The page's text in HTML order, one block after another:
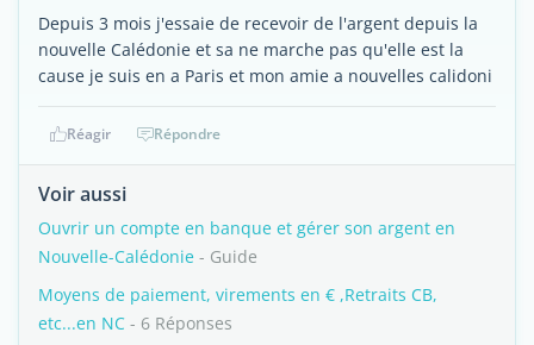
Depuis 3 mois j'essaie de recevoir de l'argent depuis la
nouvelle Calédonie et sa ne marche pas qu'elle est la
cause je suis en a Paris et mon amie a nouvelles calidoni
Réagir Répondre
Voir aussi
Ouvrir un compte en banque et gérer son argent en
Nouvelle-Calédonie - Guide
Moyens de paiement, virements en € ,Retraits CB,
etc...en NC - 6 Réponses